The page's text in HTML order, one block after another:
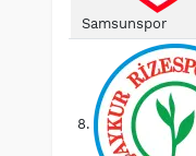
Samsunspor
8.